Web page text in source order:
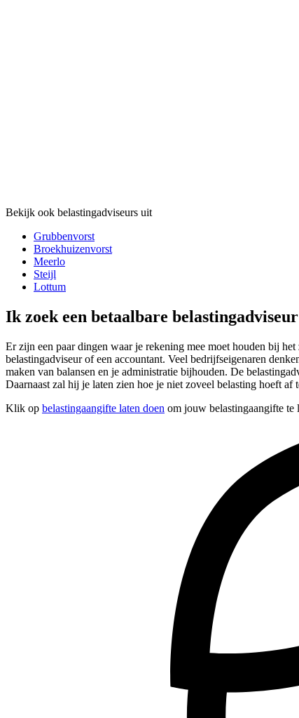
Bekijk ook belastingadviseurs uit
Grubbenvorst
Broekhuizenvorst
Meerlo
Steijl
Lottum
Ik zoek een betaalbare
Er zijn een paar dingen waar je rekening mee moet houden bij
belastingadviseur of een accountant. Veel bedrijfseigenaren
maken van balansen en je administratie bijhouden. De
Daarnaast zal hij je laten zien hoe je niet zoveel belasting hoeft
Klik op belastingaangifte laten doen om jouw belastingaangifte te